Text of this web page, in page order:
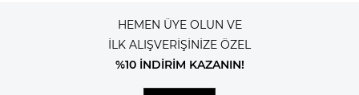
HEMEN ÜYE OLUN VE
İLK ALIŞVERİŞİNİZE ÖZEL
%10 İNDİRİM KAZANIN!